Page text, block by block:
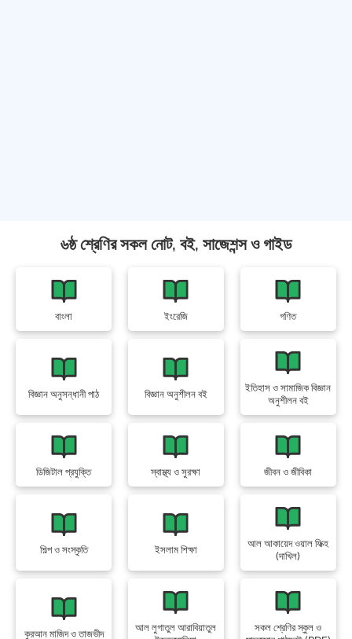
৬ষ্ঠ শ্রেণির সকল নোট, বই, সাজেশন্স ও গাইড
বাংলা ইংরেজি গণিত
বিজ্ঞান অনুসন্ধানী পাঠ বিজ্ঞান অনুশীলন বই
ইতিহাস ও সামাজিক বিজ্ঞান
অনুশীলন বই
ডিজিটাল প্রযুক্তি স্বাস্থ্য ও সুরক্ষা জীবন ও জীবিকা
শিল্প ও সংস্কৃতি ইসলাম শিক্ষা
আল আকায়েদ ওয়াল ফিক্হ
(দাখিল)
কুরআন মাজিদ ও তাজভীদ
আল লুগাতুল আরাবিয়াতুল
সকল শ্রেণির স্কুল ও